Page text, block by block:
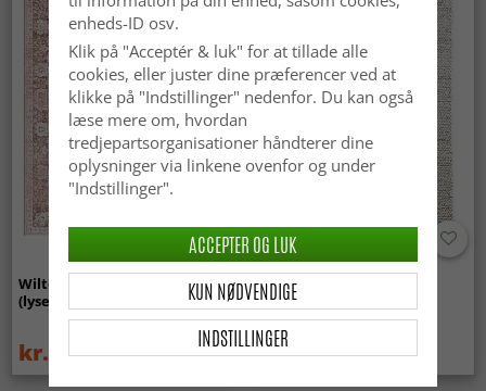
Wilton-tæppe - Gombalia
(lyserød)
kr.329 kr.439
Uldtæppe - Avafors Wool
Bubble (natural)
kr.719
enheds-ID osv.
Klik på "Acceptér & luk" for at tillade alle
cookies, eller juster dine præferencer ved at
klikke på "Indstillinger" nedenfor. Du kan også
læse mere om, hvordan
tredjepartsorganisationer håndterer dine
oplysninger via linkene ovenfor og under
"Indstillinger".
INDSTILLINGER
KUN NØDVENDIGE
ACCEPTER OG LUK